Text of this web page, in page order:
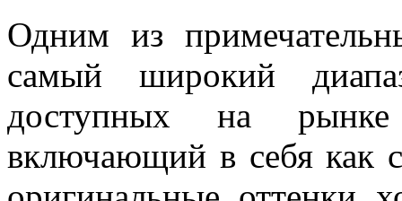
Одним из
самый широкий
доступных на рынке
включающий в себя как